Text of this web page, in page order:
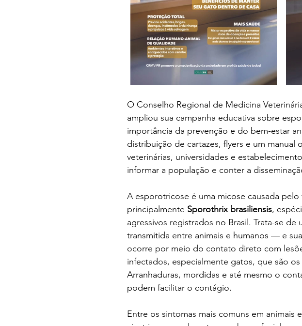
O Conselho Regional de Medicina
ampliou sua campanha educativa sobre
importância da prevenção e do bem-estar
distribuição de cartazes, flyers e um manual
veterinárias, universidades e
informar a população e conter a
A esporotricose é uma micose causada pelo
principalmente Sporothrix brasiliensis,
agressivos registrados no Brasil. Trata-se
transmitida entre animais e humanos — e
ocorre por meio do contato direto com
infectados, especialmente gatos, que são
Arranhaduras, mordidas e até mesmo o
podem facilitar o contágio.
Entre os sintomas mais comuns em animais